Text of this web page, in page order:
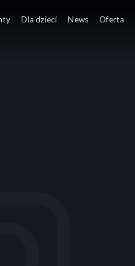
Dla dzieci News Oferta